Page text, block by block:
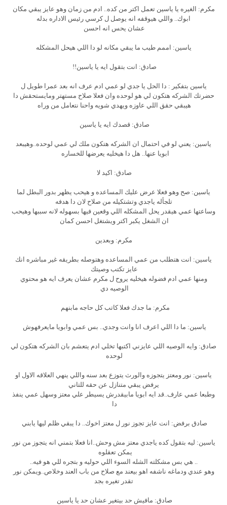
مكرم: الغيره يا ياسين تعمل اكتر من كده.. ادم من زمان وهو عايز يبقي مكان
ابوك.. واللي هيوقفه انه يوصل ل كرسي رئيس الاداره بدله
عشان يحس انه احسن
ياسين: اممم طيب ما يبقي مكانه لو دا اللي هيحل المشكله
صادق: انت بتقول ايه يا ياسين!!
ياسين بتفكير : دا الحل يا جدي لو عمي ادم عرف انه بعد عمرا طويل ل
حضرتك الشركه هتكون لي هو لوحده وان فعلا صلاح مستهتر ومايستحقش دا
هيبقي حقق اللي عاوزه ويهدي شويه واحنا نتعامل من وراه
صادق: قصدك ايه يا ياسين
ياسين: يعني لو في احتمال ان الشركه هتكون ملك لي عمي لوحده..وهيبعد
ابويا عنها.. هل دا هيخليه يعرضها للخساره
صادق: اكيد لا
ياسين: صح وهو فعلا عرض عليك المساعده و هيحب يظهر بدور البطل لما
تلجأله ياجدي وتشتكيله من صلاح لان دا هدفه
وساعتها عمي هيقدر يحل المشكله اللي وقعين فيها بسهوله لانه سببها وهيحب
ان الشغل يكبر اكتر ويشتغل احسن كمان
مكرم: وبعدين
ياسين: انت هتطلب من عمي المساعده وهتوصله بطريقه غير مباشره انك
عايز تكتب وصيتك
ومنها عمي ادم فضوله هيخليه يروح ل مكرم عشان يعرف ايه هو محتوي
الوصيه دي
مكرم: ما جدك فعلا كاتب كل حاجه مابنهم
ياسين: ما دا اللي اعرف انا وانت وجدي.. بس عمي وابويا مايعرفهوش
صادق: وايه الوصيه اللي عايزني اكتبها تخلي ادم يتعشم بان الشركه هتكون لي
لوحده
ياسين: نور ومعتز يتجوزه والورث يتوزع بعد سنه واللي ينهي العلاقه الاول او
يرفض يبقي متنازل عن حقه للتاني
وطبعا عمي عارف..قد ايه ابويا مابيقدرش يسيطر علي معتز وسهل عمي ينفذ
دا
صادق برفض: انت عايز تجوز نور ل معتز اخوك.. دا يبقي ظلم ليها يابني
ياسين: ليه بتقول كده ياجدي معتز مش وحش..انا فعلا بتمني انه يتجوز من نور
يمكن تعقلوه
.. هي بس مشكلته الشله السوء اللي حوليه و بتجره للي هو فيه..
وهو عندي ودماغه ناشفه اهو بيعند مع صلاح من باب العند وخلاص..ويمكن نور
تقدر تغيره بجد
صادق: مافيش حد بيتغير عشان حد يا ياسين